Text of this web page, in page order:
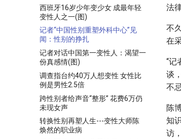
西班牙16岁少年变少女 成最年轻
变性人之一(图)
记者“中国性别重塑外科中心”见
闻：性别的挣扎
记者对话中国第一变性人：渴望一
份真感情(图)
调查指台约40万人想变性 女性比
例是男性2.5倍
跨性别者给声音“整形” 花费6万仍
未现女声
转换性别再塑人生---变性大师陈
焕然的职业病
法
不
在
“记
谈
不
陈
知
访